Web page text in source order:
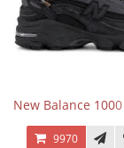
New Balance
9970